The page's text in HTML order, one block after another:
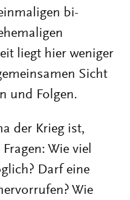
bi-
liegt hier weniger
Sicht
und Folgen.
der Krieg ist,
Wie viel
Darf eine
Wie